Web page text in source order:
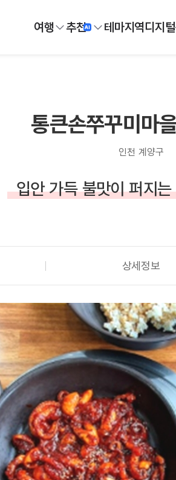
여행 추천 테마지역디지털
통큰손쭈꾸미마
인천 계양구
입안 가득 불맛이 퍼지
상세정보